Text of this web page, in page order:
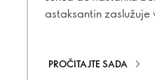
astaksantin zaslužuje
PROČITAJTE SADA